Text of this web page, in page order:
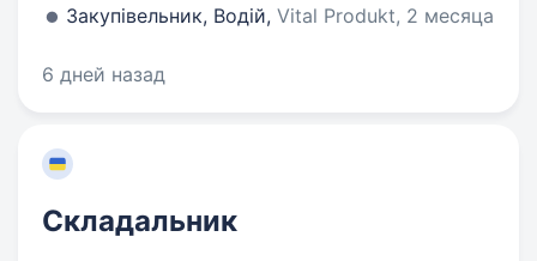
Закупівельник, Водій, Vital Produkt, 2 месяца
6 дней назад
Складальник